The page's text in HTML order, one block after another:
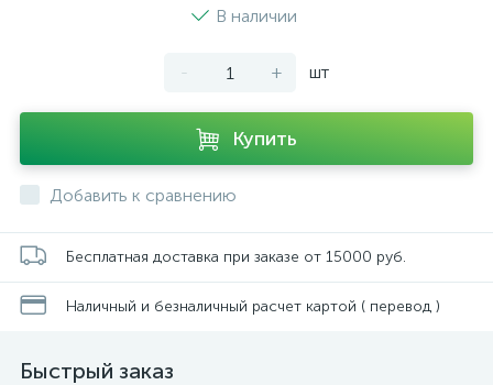
В наличии
- + шт
Купить
Добавить к сравнению
Бесплатная доставка при заказе от 15000 руб.
Наличный и безналичный расчет картой ( перевод )
Быстрый заказ